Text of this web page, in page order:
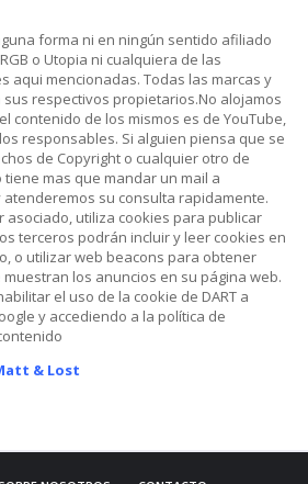
forma ni en ningún sentido afiliado
o Utopia ni cualquiera de las
aqui mencionadas. Todas las marcas y
respectivos propietarios.No alojamos
contenido de los mismos es de YouTube,
responsables. Si alguien piensa que se
de Copyright o cualquier otro de
mas que mandar un mail a
su consulta rapidamente.
asociado, utiliza cookies para publicar
terceros podrán incluir y leer cookies en
o utilizar web beacons para obtener
los anuncios en su página web.
el uso de la cookie de DART a
y accediendo a la política de
& Lost